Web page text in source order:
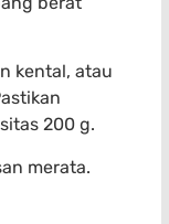
kental, atau
200 g.
merata.